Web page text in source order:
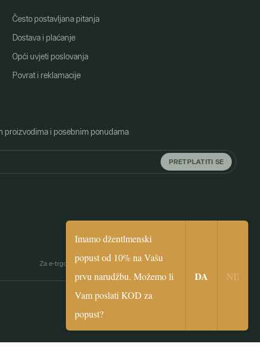
Često postavljana pitanja
Dostava i plaćanje
Opći uvjeti poslovanja
Povrat i reklamacije
proizvodima i posebnim ponudama
PRETPLATITI SE
Za e-trgovinu je zaslužna Simplia.cz | Webdesign by
Imamo džentlmenski
popust od 10% na Vašu
prvu narudžbu. Možemo li
Vam poslati KOD za
popust?
DA NE